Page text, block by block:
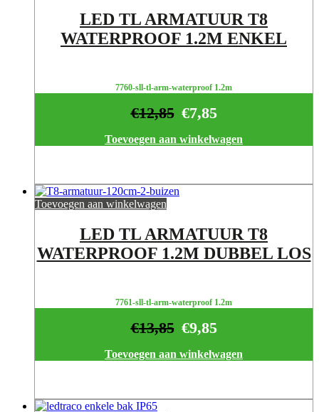
LED TL ARMATUUR T8
WATERPROOF 1.2M ENKEL
7760-sll-tl-arm-waterproof 1.2m
€7,85
€12,85
Toevoegen aan winkelwagen
Toevoegen aan winkelwagen
LED TL ARMATUUR T8
WATERPROOF 1.2M DUBBEL LOS
7761-sll-tl-arm-waterproof 1.2m
€9,85
€13,85
Toevoegen aan winkelwagen